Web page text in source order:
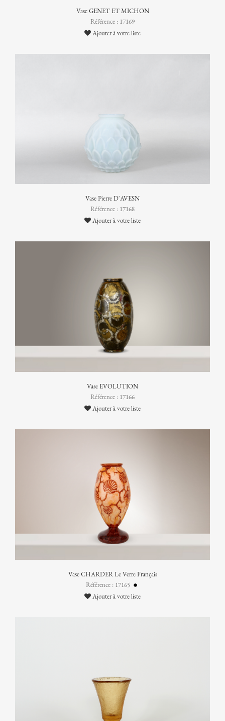
Vase GENET ET MICHON
Référence : 17169
Ajouter à votre liste
Vase Pierre D'AVESN
Référence : 17168
Ajouter à votre liste
Vase EVOLUTION
Référence : 17166
Ajouter à votre liste
Vase CHARDER Le Verre Français
Référence : 17165
Ajouter à votre liste